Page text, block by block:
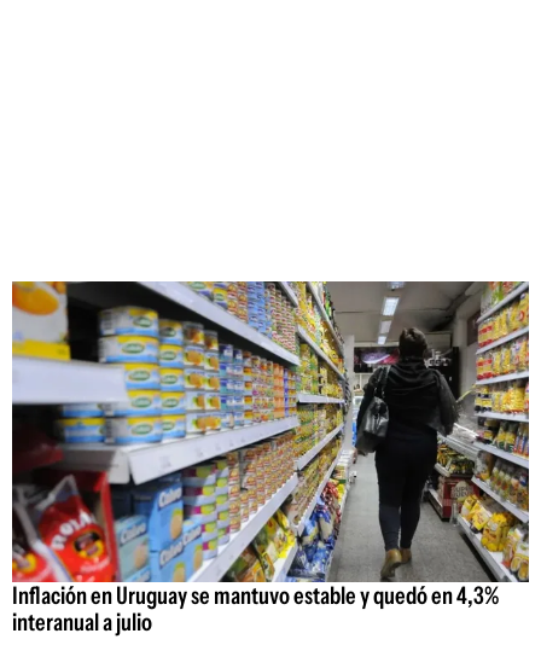
Inflación en Uruguay se mantuvo estable y quedó en 4,3%
interanual a julio